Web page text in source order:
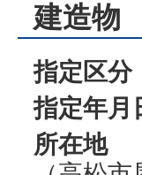
建造物
指定区分
指定年月
所在地